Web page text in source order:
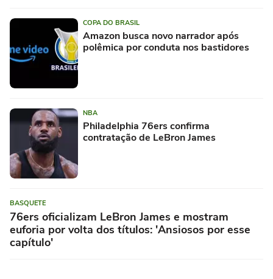
COPA DO BRASIL
Amazon busca novo narrador após
polêmica por conduta nos bastidores
NBA
Philadelphia 76ers confirma
contratação de LeBron James
BASQUETE
76ers oficializam LeBron James e mostram
euforia por volta dos títulos: 'Ansiosos por esse
capítulo'